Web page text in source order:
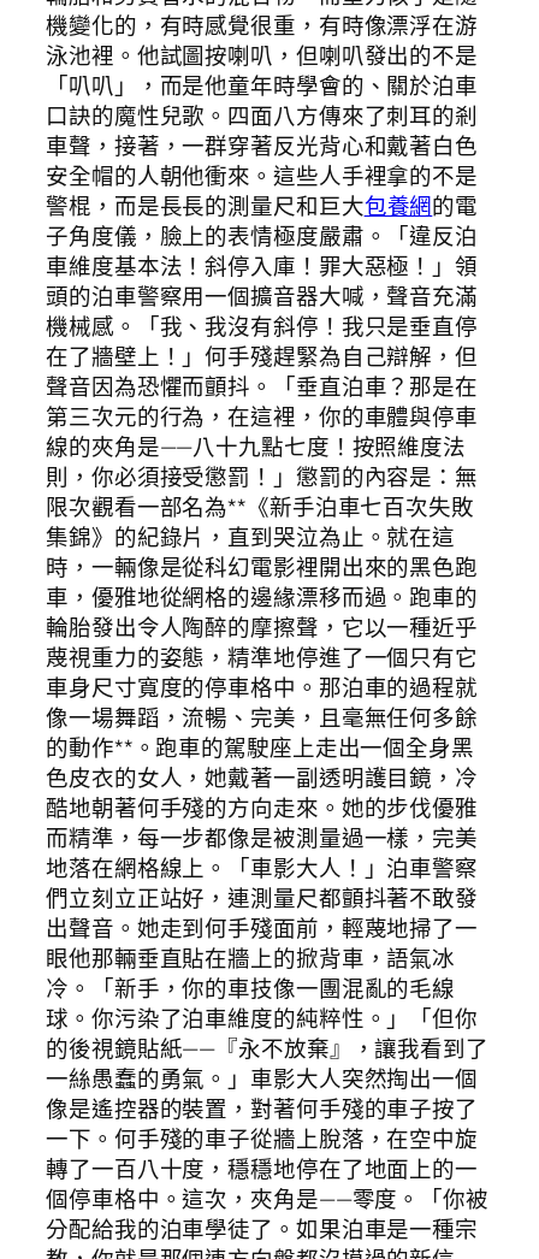
機變化的，有時感覺很重，有時像漂浮在游
泳池裡。他試圖按喇叭，但喇叭發出的不是
「叭叭」，而是他童年時學會的、關於泊車
口訣的魔性兒歌。四面八方傳來了刺耳的剎
車聲，接著，一群穿著反光背心和戴著白色
安全帽的人朝他衝來。這些人手裡拿的不是
警棍，而是長長的測量尺和巨大包養網的電
子角度儀，臉上的表情極度嚴肅。「違反泊
車維度基本法！斜停入庫！罪大惡極！」領
頭的泊車警察用一個擴音器大喊，聲音充滿
機械感。「我、我沒有斜停！我只是垂直停
在了牆壁上！」何手殘趕緊為自己辯解，但
聲音因為恐懼而顫抖。「垂直泊車？那是在
第三次元的行為，在這裡，你的車體與停車
線的夾角是——八十九點七度！按照維度法
則，你必須接受懲罰！」懲罰的內容是：無
限次觀看一部名為**《新手泊車七百次失敗
集錦》的紀錄片，直到哭泣為止。就在這
時，一輛像是從科幻電影裡開出來的黑色跑
車，優雅地從網格的邊緣漂移而過。跑車的
輪胎發出令人陶醉的摩擦聲，它以一種近乎
蔑視重力的姿態，精準地停進了一個只有它
車身尺寸寬度的停車格中。那泊車的過程就
像一場舞蹈，流暢、完美，且毫無任何多餘
的動作**。跑車的駕駛座上走出一個全身黑
色皮衣的女人，她戴著一副透明護目鏡，冷
酷地朝著何手殘的方向走來。她的步伐優雅
而精準，每一步都像是被測量過一樣，完美
地落在網格線上。「車影大人！」泊車警察
們立刻立正站好，連測量尺都顫抖著不敢發
出聲音。她走到何手殘面前，輕蔑地掃了一
眼他那輛垂直貼在牆上的掀背車，語氣冰
冷。「新手，你的車技像一團混亂的毛線
球。你污染了泊車維度的純粹性。」「但你
的後視鏡貼紙——『永不放棄』，讓我看到了
一絲愚蠢的勇氣。」車影大人突然掏出一個
像是遙控器的裝置，對著何手殘的車子按了
一下。何手殘的車子從牆上脫落，在空中旋
轉了一百八十度，穩穩地停在了地面上的一
個停車格中。這次，夾角是——零度。「你被
分配給我的泊車學徒了。如果泊車是一種宗